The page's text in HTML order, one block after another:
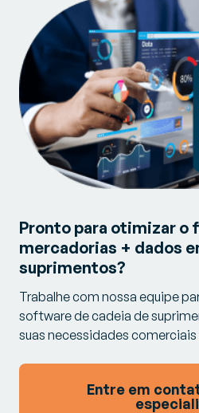
Pronto para otimizar o
mercadorias + dados
suprimentos?
Trabalhe com nossa equipe
software de cadeia de
suas necessidades comerciais
Entre em